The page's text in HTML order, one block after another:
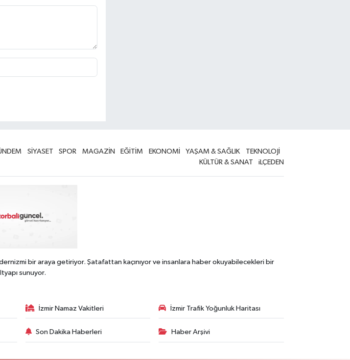
SİYASET SPOR MAGAZİN EĞİTİM EKONOMİ YAŞAM & SAĞLIK
TEKNOLOJİ
KÜLTÜR & SANAT
iLÇEDEN
bir araya getiriyor. Şatafattan kaçınıyor ve insanlara haber okuyabilecekleri bir
sunuyor.
İzmir Namaz Vakitleri İzmir Trafik Yoğunluk Haritası
Son Dakika Haberleri Haber Arşivi